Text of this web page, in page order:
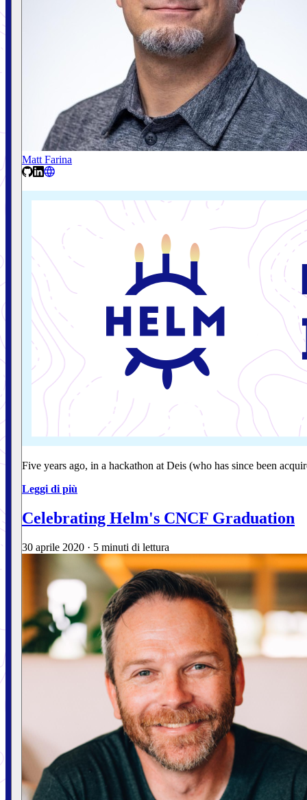
Matt Farina
Five years ago, in a hackathon at Deis (who has since been
Leggi di più
Celebrating Helm's CNCF Graduation
30 aprile 2020 · 5 minuti di lettura